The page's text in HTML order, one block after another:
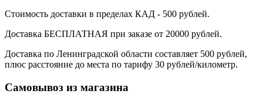
Стоимость доставки в пределах КАД - 500 рублей.
Доставка БЕСПЛАТНАЯ при заказе от 20000 рублей.
Доставка по Ленинградской области составляет 500 рублей,
плюс расстояние до места по тарифу 30 рублей/километр.
Самовывоз из магазина